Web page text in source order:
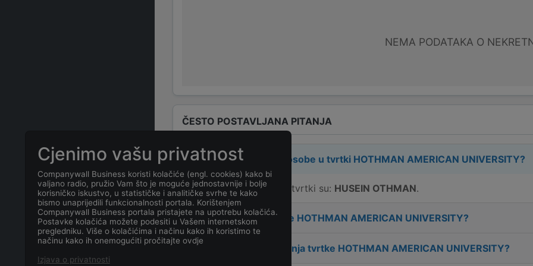
NEMA PODATAKA O
ČESTO POSTAVLJANA PITANJA
Tko su odgovorne osobe u tvrtki HOTHMAN AMERICAN UNIVERSITY?
Odgovorne osobe u tvrtki su: HUSEIN OTHMAN.
Koja je adresa tvrtke HOTHMAN AMERICAN UNIVERSITY?
Koji je datum osnivanja tvrtke HOTHMAN AMERICAN UNIVERSITY?
Cjenimo vašu privatnost
Companywall Business koristi kolačiće (engl. cookies) kako bi
valjano radio, pružio Vam što je moguće jednostavnije i bolje
korisničko iskustvo, u statističke i analitičke svrhe te kako
bismo unaprijedili funkcionalnosti portala. Korištenjem
Companywall Business portala pristajete na upotrebu kolačića.
Postavke kolačića možete podesiti u Vašem internetskom
pregledniku. Više o kolačićima i načinu kako ih koristimo te
načinu kako ih onemogućiti pročitajte ovdje
Izjava o privatnosti